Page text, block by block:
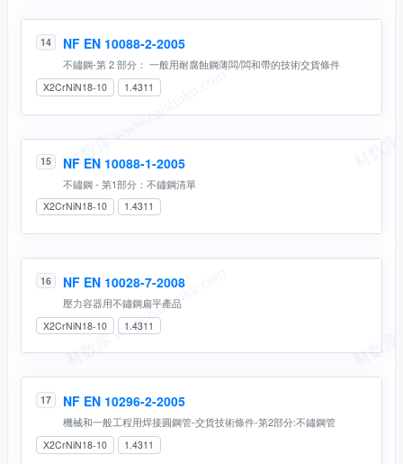
14 NF EN 10088-2-2005
不鏽鋼-第 2 部分： 一般用耐腐蝕鋼薄闆/闆和帶的技術交貨條件
X2CrNiN18-10 1.4311
15 NF EN 10088-1-2005
不鏽鋼 - 第1部分：不鏽鋼清單
X2CrNiN18-10 1.4311
16 NF EN 10028-7-2008
壓力容器用不鏽鋼扁平產品
X2CrNiN18-10 1.4311
17 NF EN 10296-2-2005
機械和一般工程用焊接圓鋼管-交貨技術條件-第2部分:不鏽鋼管
X2CrNiN18-10 1.4311